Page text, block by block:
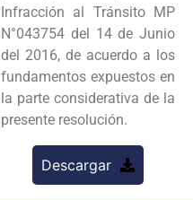
Infracción al Tránsito MP
N°043754 del 14 de Junio
del 2016, de acuerdo a los
fundamentos expuestos en
la parte considerativa de la
presente resolución.
Descargar